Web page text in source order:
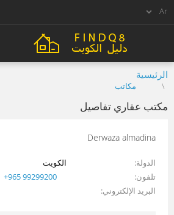
الرئيسية
مكاتب
مكتب عقاري تفاصيل
Derwaza almadina
الدولة
الكويت
تلفون
+965 99299200
البريد الإلكتروني